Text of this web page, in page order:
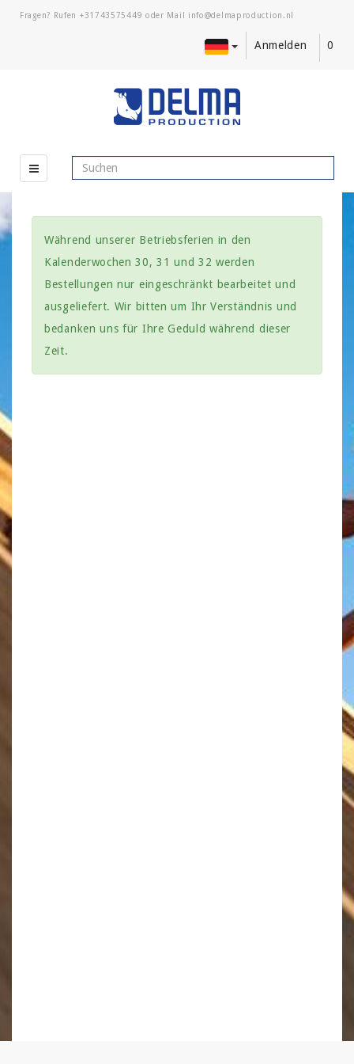
Fragen? Rufen +31743575449 oder Mail
Anmelden 0
Während unserer Betriebsferien in den
Kalenderwochen 30, 31 und 32 werden
Bestellungen nur eingeschränkt bearbeitet und
ausgeliefert. Wir bitten um Ihr Verständnis und
bedanken uns für Ihre Geduld während dieser
Zeit.